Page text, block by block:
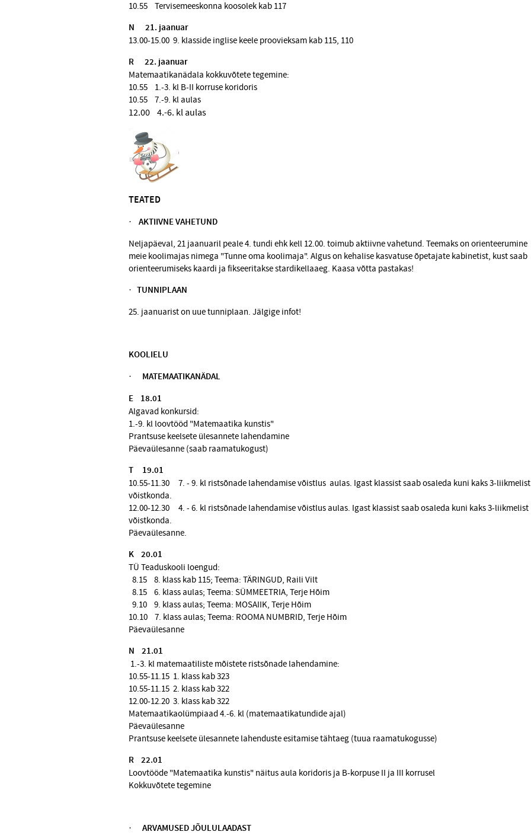
10.55 Tervisemeeskonna koosolek kab 117
N 21. jaanuar
13.00-15.00 9. klasside inglise keele proovieksam kab 115, 110
R 22. jaanuar
Matemaatikanädala kokkuvõtete tegemine:
10.55 1.-3. kl B-II korruse koridoris
10.55 7.-9. kl aulas
12.00 4.-6. kl aulas
TEATED
· AKTIIVNE VAHETUND
Neljapäeval, 21 jaanuaril peale 4. tundi ehk kell 12.00. toimub aktiivne vahetund. Teemaks on orienteerumine
meie kooli­majas nimega "Tunne oma koolimaja". Algus on kehalise kasvatuse õpetajate kabinetist, kust saab
orienteerumiseks kaardi ja fikseeritakse stardikellaaeg. Kaasa võtta pastakas!
· TUNNIPLAAN
25. jaanuarist on uue tunniplaan. Jälgige infot!
KOOLIELU
· MATEMAATIKANÄDAL
E 18.01
Algavad konkursid:
1.-9. kl loovtööd "Matemaatika kunstis"
Prantsuse keelsete ülesannete lahendamine
Päevaülesanne (saab raamatukogust)
T 19.01
10.55-11.30 7. - 9. kl ristsõnade lahenda­mise võistlus aulas. Igast klassist saab osaleda kuni kaks 3-liik­melist
võistkonda.
12.00-12.30 4. - 6. kl ristsõnade lahenda­mise võistlus aulas. Igast klassist saab osaleda kuni kaks 3-liik­melist
võistkonda.
Päevaülesanne.
K 20.01
TÜ Teaduskooli loengud:
8.15 8. klass kab 115; Teema: TÄRINGUD, Raili Vilt
8.15 6. klass aulas; Teema: SÜMMEETRIA, Terje Hõim
9.10 9. klass aulas; Teema: MOSAIIK, Terje Hõim
10.10 7. klass aulas; Teema: ROOMA NUMBRID, Terje Hõim
Päevaülesanne
N 21.01
1.-3. kl matemaatiliste mõistete ristsõnade lahendamine:
10.55-11.15 1. klass kab 323
10.55-11.15 2. klass kab 322
12.00-12.20 3. klass kab 322
Matemaatikaolümpiaad 4.-6. kl (matemaatikatundide ajal)
Päevaülesanne
Prantsuse keelsete ülesannete lahenduste esitamise tähtaeg (tuua raamatukogusse)
R 22.01
Loovtööde "Matemaatika kunstis" näitus aula koridoris ja B-korpuse II ja III korrusel
Kokkuvõtete tegemine
· ARVAMUSED JÕULULAADAST